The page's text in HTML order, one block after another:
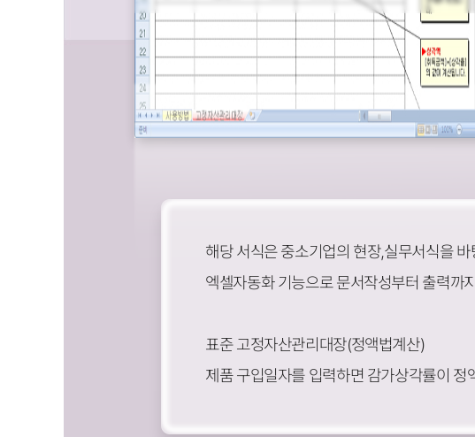
해당 서식은 중소기업의 현장,실무서식을
엑셀자동화 기능으로 문서작성부터 출력까
표준 고정자산관리대장(정액법계산)
제품 구입일자를 입력하면 감가상각률이